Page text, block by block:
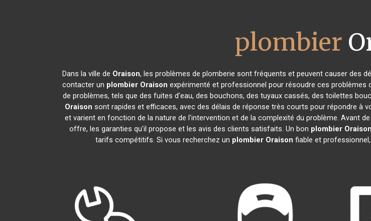
plombier
Dans la ville de Oraison, les problèmes de plomberie sont fréquents et peuvent causer des
contacter un plombier Oraison expérimenté et professionnel pour résoudre ces problèmes
de problèmes, tels que des fuites d'eau, des bouchons, des tuyaux cassés, des toilettes
Oraison sont rapides et efficaces, avec des délais de réponse très courts pour répondre à
et varient en fonction de la nature de l'intervention et de la complexité du problème. Avant
offre, les garanties qu'il propose et les avis des clients satisfaits. Un bon plombier Oraison
tarifs compétitifs. Si vous recherchez un plombier Oraison fiable et